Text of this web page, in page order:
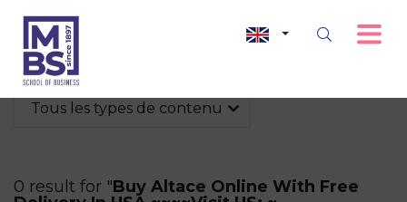
Tous les types de contenu
0 result for "Buy Altace Online With Free